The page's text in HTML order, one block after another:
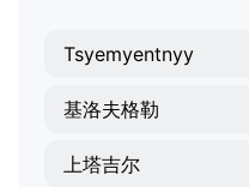
Tsyemyentnyy
基洛夫格勒
上塔吉尔